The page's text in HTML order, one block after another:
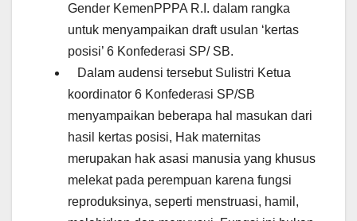
Gender KemenPPPA R.I. dalam rangka
untuk menyampaikan draft usulan ‘kertas
posisi’ 6 Konfederasi SP/ SB.
Dalam audensi tersebut Sulistri Ketua
koordinator 6 Konfederasi SP/SB
menyampaikan beberapa hal masukan dari
hasil kertas posisi, Hak maternitas
merupakan hak asasi manusia yang khusus
melekat pada perempuan karena fungsi
reproduksinya, seperti menstruasi, hamil,